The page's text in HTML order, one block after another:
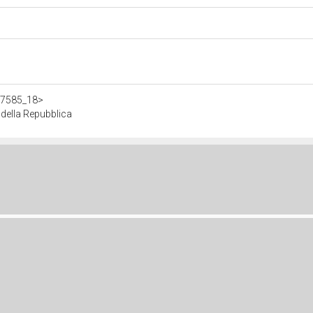
della Repubblica